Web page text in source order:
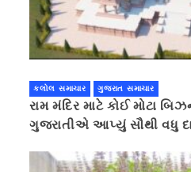
કલોલ સમાચાર ગુજરાત સમાચાર
રામ મંદિર માટે કોઈ મોટા
ગુજરાતીએ આપ્યું સૌથી વધુ